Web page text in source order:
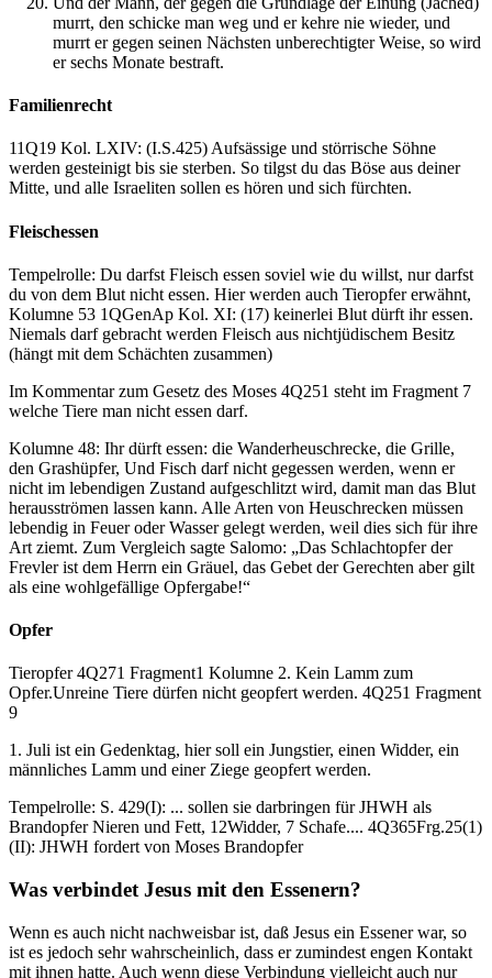
murrt, den schicke man weg und er kehre nie wieder, und
murrt er gegen seinen Nächsten unberechtigter Weise, so wird
er sechs Monate bestraft.
Familienrecht
11Q19 Kol. LXIV: (I.S.425) Aufsässige und störrische Söhne
werden gesteinigt bis sie sterben. So tilgst du das Böse aus deiner
Mitte, und alle Israeliten sollen es hören und sich fürchten.
Fleischessen
Tempelrolle: Du darfst Fleisch essen soviel wie du willst, nur darfst
du von dem Blut nicht essen. Hier werden auch Tieropfer erwähnt,
Kolumne 53 1QGenAp Kol. XI: (17) keinerlei Blut dürft ihr essen.
Niemals darf gebracht werden Fleisch aus nichtjüdischem Besitz
(hängt mit dem Schächten zusammen)
Im Kommentar zum Gesetz des Moses 4Q251 steht im Fragment 7
welche Tiere man nicht essen darf.
Kolumne 48: Ihr dürft essen: die Wanderheuschrecke, die Grille,
den Grashüpfer, Und Fisch darf nicht gegessen werden, wenn er
nicht im lebendigen Zustand aufgeschlitzt wird, damit man das Blut
herausströmen lassen kann. Alle Arten von Heuschrecken müssen
lebendig in Feuer oder Wasser gelegt werden, weil dies sich für ihre
Art ziemt. Zum Vergleich sagte Salomo: „Das Schlachtopfer der
Frevler ist dem Herrn ein Gräuel, das Gebet der Gerechten aber gilt
als eine wohlgefällige Opfergabe!“
Opfer
Tieropfer 4Q271 Fragment1 Kolumne 2. Kein Lamm zum
Opfer.Unreine Tiere dürfen nicht geopfert werden. 4Q251 Fragment
9
1. Juli ist ein Gedenktag, hier soll ein Jungstier, einen Widder, ein
männliches Lamm und einer Ziege geopfert werden.
Tempelrolle: S. 429(I): ... sollen sie darbringen für JHWH als
Brandopfer Nieren und Fett, 12Widder, 7 Schafe.... 4Q365Frg.25(1)
(II): JHWH fordert von Moses Brandopfer
Was verbindet Jesus mit den Essenern?
Wenn es auch nicht nachweisbar ist, daß Jesus ein Essener war, so
ist es jedoch sehr wahrscheinlich, dass er zumindest engen Kontakt
mit ihnen hatte. Auch wenn diese Verbindung vielleicht auch nur